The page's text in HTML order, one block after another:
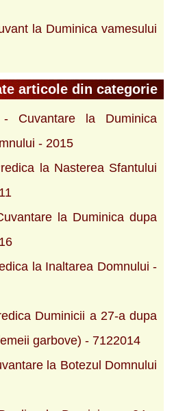
la Duminica vamesului
articole din categorie
Cuvantare la Duminica
- 2015
la Nasterea Sfantului
la Duminica dupa
la Inaltarea Domnului -
Duminicii a 27-a dupa
garbove) - 7122014
la Botezul Domnului